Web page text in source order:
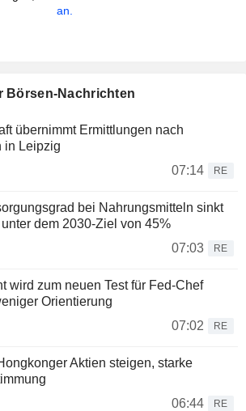
an.
Börsen-Nachrichten
übernimmt Ermittlungen nach
in Leipzig
07:14
RE
bei Nahrungsmitteln sinkt
dem 2030-Ziel von 45%
07:03
RE
wird zum neuen Test für Fed-Chef
Orientierung
07:02
RE
Aktien steigen, starke
06:44
RE